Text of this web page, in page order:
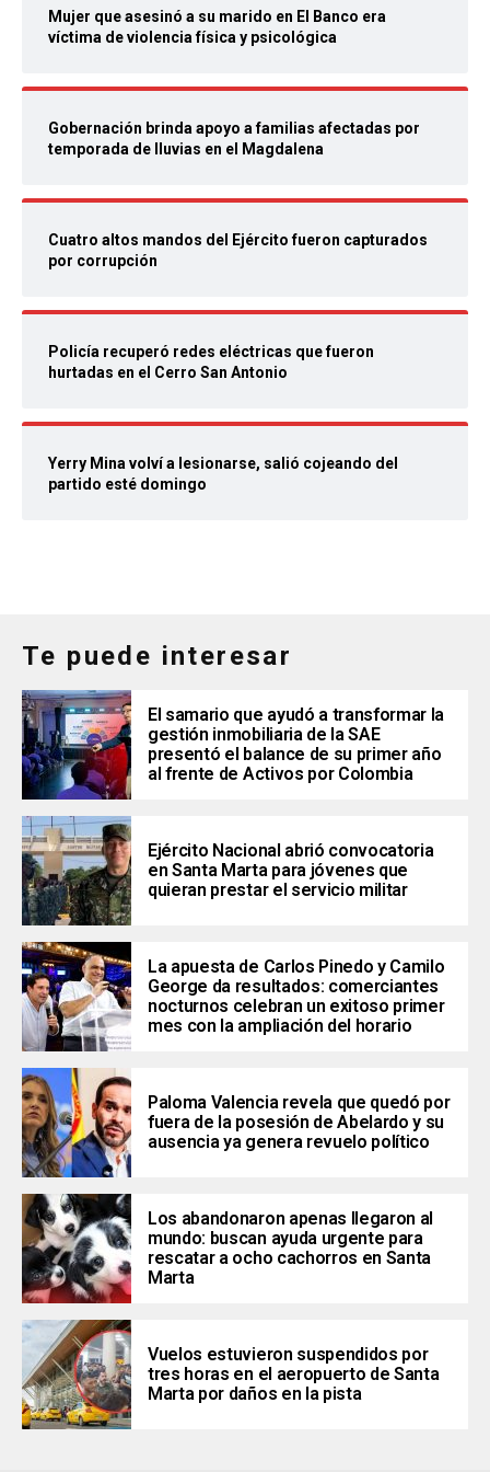
Mujer que asesinó a su marido en El Banco era
víctima de violencia física y psicológica
Gobernación brinda apoyo a familias afectadas por
temporada de lluvias en el Magdalena
Cuatro altos mandos del Ejército fueron capturados
por corrupción
Policía recuperó redes eléctricas que fueron
hurtadas en el Cerro San Antonio
Yerry Mina volví a lesionarse, salió cojeando del
partido esté domingo
Te puede interesar
El samario que ayudó a transformar la
gestión inmobiliaria de la SAE
presentó el balance de su primer año
al frente de Activos por Colombia
Ejército Nacional abrió convocatoria
en Santa Marta para jóvenes que
quieran prestar el servicio militar
La apuesta de Carlos Pinedo y Camilo
George da resultados: comerciantes
nocturnos celebran un exitoso primer
mes con la ampliación del horario
Paloma Valencia revela que quedó por
fuera de la posesión de Abelardo y su
ausencia ya genera revuelo político
Los abandonaron apenas llegaron al
mundo: buscan ayuda urgente para
rescatar a ocho cachorros en Santa
Marta
Vuelos estuvieron suspendidos por
tres horas en el aeropuerto de Santa
Marta por daños en la pista